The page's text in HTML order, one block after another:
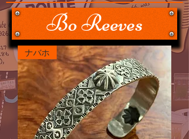
Bo Reeves
ナバホ